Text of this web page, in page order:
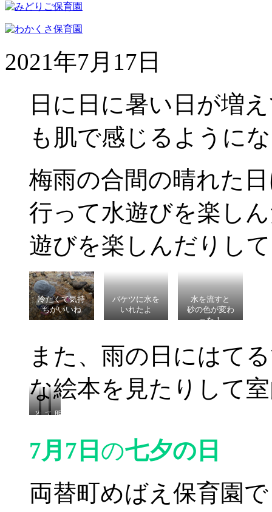
2021年7月17日
日に日に暑い日が増
も肌で感じるように
梅雨の合間の晴れた
行って水遊びを楽し
遊びを楽しんだりし
冷たくて気持
ちがいいね
バケツに水を
いれたよ
水を流すと
砂の色が変わ
った！
また、雨の日にはて
な絵本を見たりして
次
が
出
る
の
て
る
坊
作
明
気
に
れ
7月7日 の七夕の日
両替町めばえ保育園